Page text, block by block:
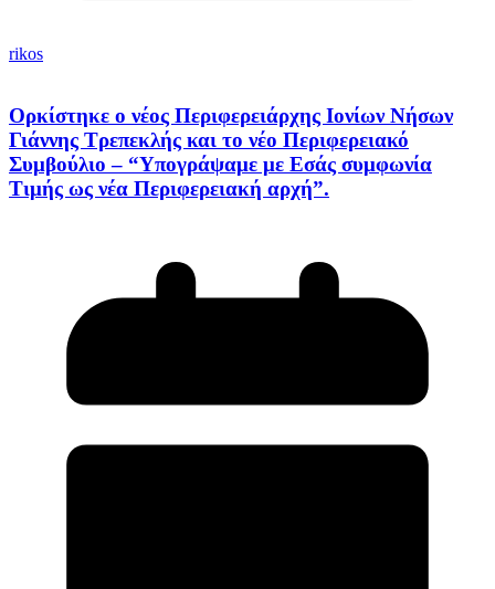
rikos
Ορκίστηκε ο νέος Περιφερειάρχης Ιονίων Νήσων
Γιάννης Τρεπεκλής και το νέο Περιφερειακό
Συμβούλιο – “Υπογράψαμε με Εσάς συμφωνία
Τιμής ως νέα Περιφερειακή αρχή”.